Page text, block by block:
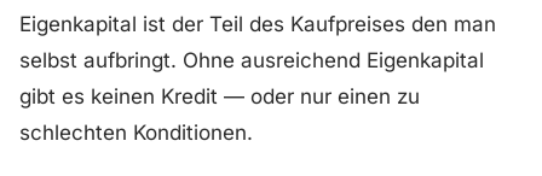
Eigenkapital ist der Teil des Kaufpreises den man
selbst aufbringt. Ohne ausreichend Eigenkapital
gibt es keinen Kredit — oder nur einen zu
schlechten Konditionen.